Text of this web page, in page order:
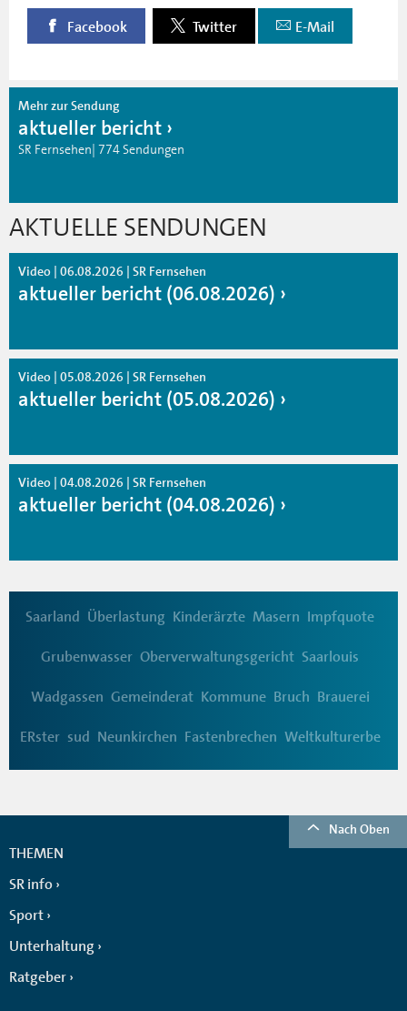
Facebook Twitter E-Mail
Mehr zur Sendung
aktueller bericht
SR Fernsehen| 774 Sendungen
AKTUELLE SENDUNGEN
Video | 06.08.2026 | SR Fernsehen
aktueller bericht (06.08.2026)
Video | 05.08.2026 | SR Fernsehen
aktueller bericht (05.08.2026)
Video | 04.08.2026 | SR Fernsehen
aktueller bericht (04.08.2026)
Saarland Überlastung Kinderärzte Masern Impfquote
Grubenwasser Oberverwaltungsgericht Saarlouis
Wadgassen Gemeinderat Kommune Bruch Brauerei
ERster sud Neunkirchen Fastenbrechen Weltkulturerbe
Nach Oben
THEMEN
SR info
Sport
Unterhaltung
Ratgeber